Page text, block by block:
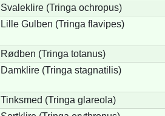
Svaleklire (Tringa ochropus)
Lille Gulben (Tringa flavipes)
Rødben (Tringa totanus)
Damklire (Tringa stagnatilis)
Tinksmed (Tringa glareola)